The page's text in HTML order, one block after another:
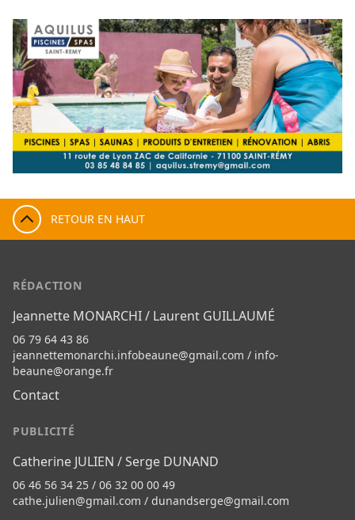
RETOUR EN HAUT
RÉDACTION
Jeannette MONARCHI / Laurent GUILLAUMÉ
06 79 64 43 86
jeannettemonarchi.infobeaune@gmail.com / info-
beaune@orange.fr
Contact
PUBLICITÉ
Catherine JULIEN / Serge DUNAND
06 46 56 34 25 / 06 32 00 00 49
cathe.julien@gmail.com / dunandserge@gmail.com